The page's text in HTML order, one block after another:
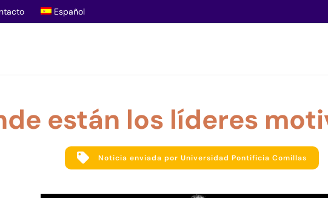
Español
están los líderes
Noticia enviada por Universidad Pontificia Comillas